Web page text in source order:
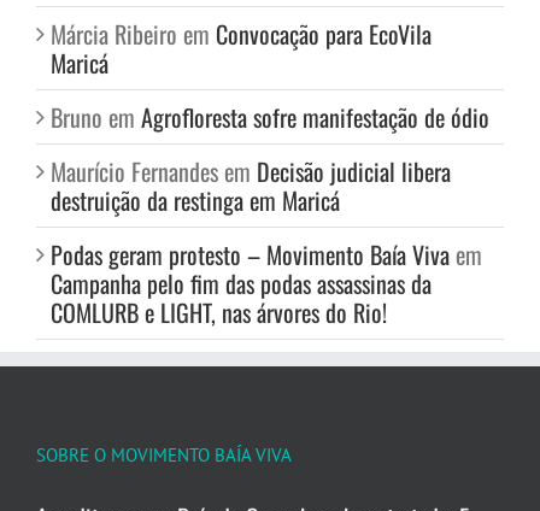
Márcia Ribeiro em Convocação para EcoVila
Maricá
Bruno em Agrofloresta sofre manifestação de ódio
Maurício Fernandes em Decisão judicial libera
destruição da restinga em Maricá
Podas geram protesto – Movimento Baía Viva em
Campanha pelo fim das podas assassinas da
COMLURB e LIGHT, nas árvores do Rio!
SOBRE O MOVIMENTO BAÍA VIVA